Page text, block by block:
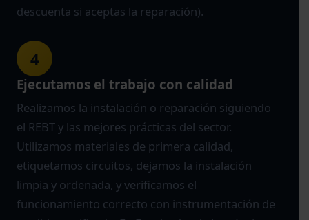
descuenta si aceptas la reparación).
4
Ejecutamos el trabajo con calidad
Realizamos la instalación o reparación siguiendo
el REBT y las mejores prácticas del sector.
Utilizamos materiales de primera calidad,
etiquetamos circuitos, dejamos la instalación
limpia y ordenada, y verificamos el
funcionamiento correcto con instrumentación de